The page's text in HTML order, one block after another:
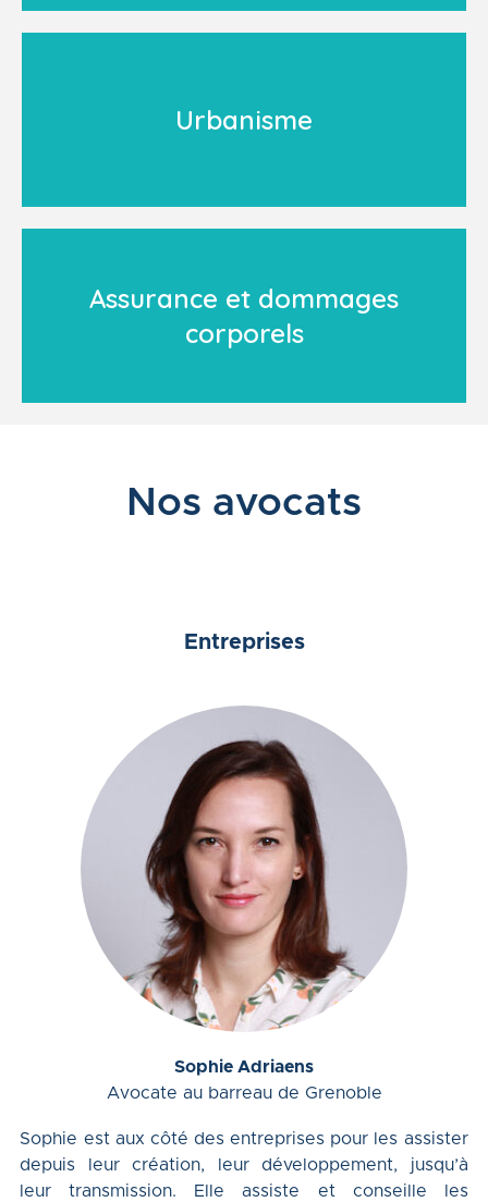
Urbanisme
Assurance et dommages
corporels
Nos avocats
Entreprises
Sophie Adriaens
Avocate au barreau de Grenoble
Sophie est aux côté des entreprises pour les assister
depuis leur création, leur développement, jusqu’à
leur transmission. Elle assiste et conseille les